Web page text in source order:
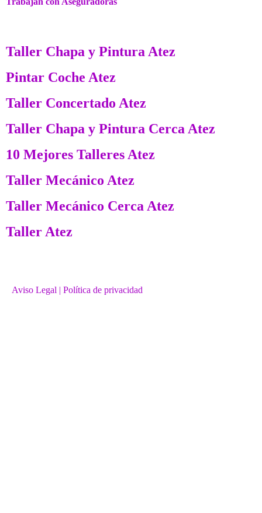
Taller Chapa y Pintura Atez
Pintar Coche Atez
Taller Concertado Atez
Taller Chapa y Pintura Cerca Atez
10 Mejores Talleres Atez
Taller Mecánico Atez
Taller Mecánico Cerca Atez
Taller Atez
Aviso Legal | Política de privacidad